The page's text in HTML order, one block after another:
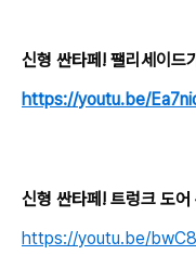
신형 싼타페! 팰리세이드
https://youtu.be/
신형 싼타페! 트렁크 도
https://youtu.be/